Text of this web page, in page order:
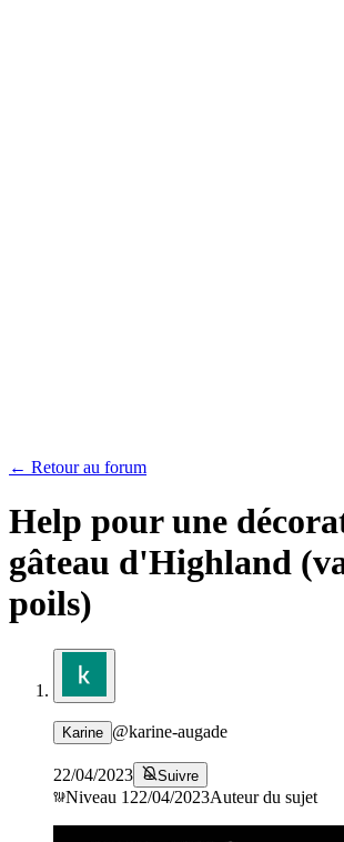
← Retour au forum
Help pour une
gâteau d'Highland
poils)
Karine @karine-augade
22/04/2023 Suivre
Niveau 1 22/04/2023Auteur du sujet